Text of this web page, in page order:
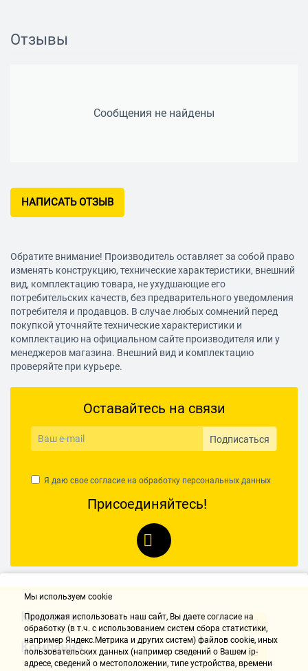
Отзывы
Сообщения не найдены
НАПИСАТЬ ОТЗЫВ
Обратите внимание! Производитель оставляет за собой право
изменять конструкцию, технические характеристики, внешний
вид, комплектацию товара, не ухудшающие его
потребительских качеств, без предварительного уведомления
потребителя и продавцов. В случае любых сомнений перед
покупкой уточняйте технические характеристики и
комплектацию на официальном сайте производителя или у
менеджеров магазина. Внешний вид и комплектацию
проверяйте при курьере.
Оставайтесь на связи
Подписаться
Я даю свое согласие на обработку персональных данных
Присоединяйтесь!
Контакты
Компания
Мы используем cookie
Продолжая использовать наш cайт, Вы даете согласие на
обработку (в т.ч. с использованием систем сбора статистики,
например Яндекс.Метрика и других систем) файлов cookie, иных
пользовательских данных (например сведений о Вашем ip-
адресе, сведений о местоположении, типе устройства, времени